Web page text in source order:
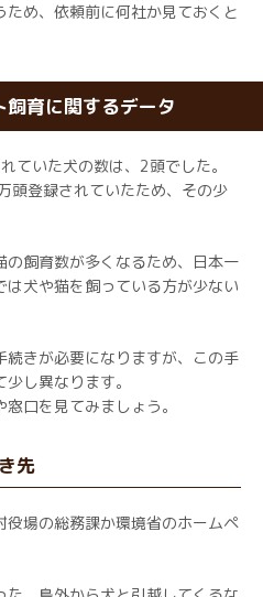
め、依頼前に何社か見ておくと
育に関するデータ
ていた犬の数は、2頭でした。
頭登録されていたため、その少
飼育数が多くなるため、日本一
犬や猫を飼っている方が少ない
きが必要になりますが、この手
し異なります。
口を見てみましょう。
先
場の総務課か環境省のホームペ